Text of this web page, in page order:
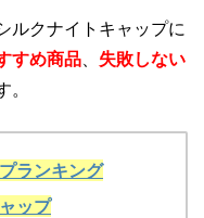
ルクナイトキャップに
すめ商品
失敗しない
ランキング
ップ